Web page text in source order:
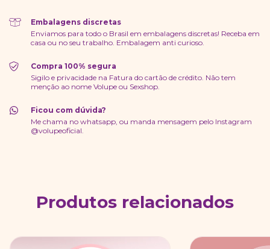
Embalagens discretas
Enviamos para todo o Brasil em embalagens discretas! Receba em
casa ou no seu trabalho. Embalagem anti curioso.
Compra 100% segura
Sigilo e privacidade na Fatura do cartão de crédito. Não tem
menção ao nome Volupe ou Sexshop.
Ficou com dúvida?
Me chama no whatsapp, ou manda mensagem pelo Instagram
@volupeoficial.
Produtos relacionados